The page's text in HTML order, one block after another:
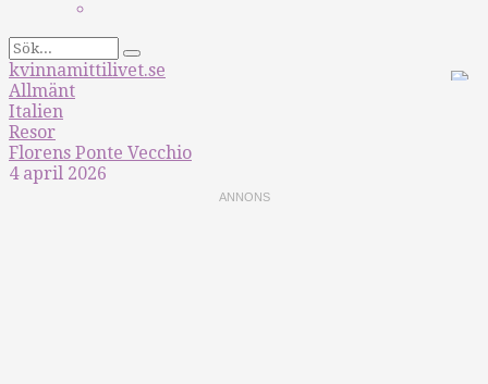
kvinnamittilivet.se
Allmänt
Italien
Resor
Florens Ponte Vecchio
4 april 2026